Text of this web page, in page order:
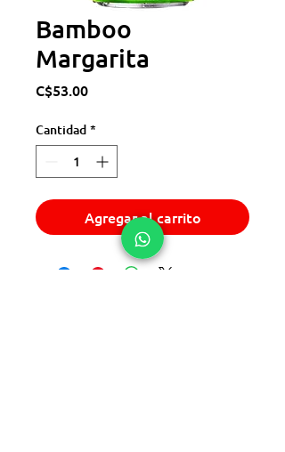
Bamboo
Margarita
C$53.00Precio
Cantidad *
Agregar al carrito